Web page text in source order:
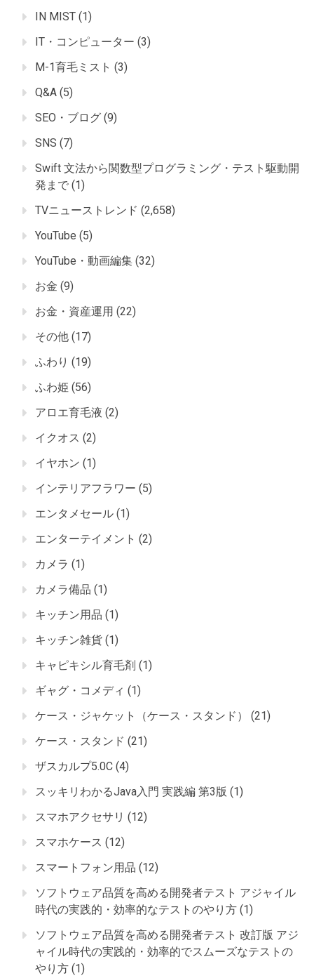
IN MIST (1)
IT・コンピューター (3)
M-1育毛ミスト (3)
Q&A (5)
SEO・ブログ (9)
SNS (7)
Swift 文法から関数型プログラミング・テスト駆動開
発まで (1)
TVニューストレンド (2,658)
YouTube (5)
YouTube・動画編集 (32)
お金 (9)
お金・資産運用 (22)
その他 (17)
ふわり (19)
ふわ姫 (56)
アロエ育毛液 (2)
イクオス (2)
イヤホン (1)
インテリアフラワー (5)
エンタメセール (1)
エンターテイメント (2)
カメラ (1)
カメラ備品 (1)
キッチン用品 (1)
キッチン雑貨 (1)
キャピキシル育毛剤 (1)
ギャグ・コメディ (1)
ケース・ジャケット（ケース・スタンド）
(21)
ケース・スタンド (21)
ザスカルプ5.0C (4)
スッキリわかるJava入門 実践編 第3版 (1)
スマホアクセサリ (12)
スマホケース (12)
スマートフォン用品 (12)
ソフトウェア品質を高める開発者テスト アジャイル
時代の実践的・効率的なテストのやり方 (1)
ソフトウェア品質を高める開発者テスト 改訂版 アジ
ャイル時代の実践的・効率的でスムーズなテストの
やり方 (1)